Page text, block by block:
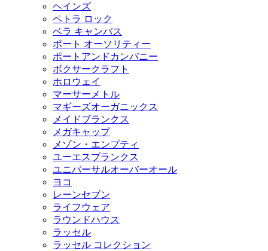
ヘインズ
ペトラ ロック
ベラ キャンバス
ポート オーソリティー
ポートアンドカンパニー
ボクサークラフト
ホロウェイ
マーサーメトル
マギーズオーガニックス
メイドブランクス
メガキャップ
メゾン・エンプティ
ユーエスブランクス
ユニバーサルオーバーオール
ヨコ
レーンセブン
ライフウェア
ラウンドハウス
ラッセル
ラッセル コレクション